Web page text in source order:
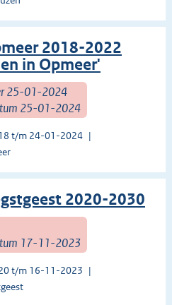
2018-2022
in Opmeer'
25-01-2024
25-01-2024
t/m 24-01-2024
2020-2030
17-11-2023
t/m 16-11-2023